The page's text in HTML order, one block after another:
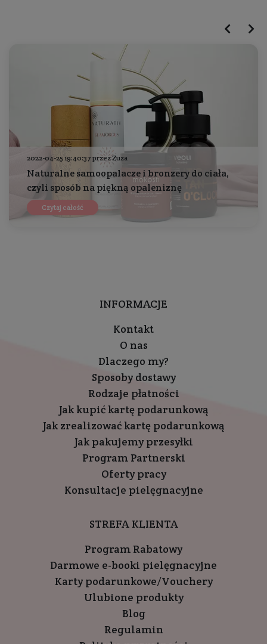
2022-04-25 19:40:37 przez Zuza
Naturalne samoopalacze i bronzery do ciała,
czyli sposób na piękną opaleniznę
Czytaj całość
INFORMACJE
Kontakt
O nas
Dlaczego my?
Sposoby dostawy
Rodzaje płatności
Jak kupić kartę podarunkową
Jak zrealizować kartę podarunkową
Jak pakujemy przesyłki
Program Partnerski
Oferty pracy
Konsultacje pielęgnacyjne
STREFA KLIENTA
Program Rabatowy
Darmowe e-booki pielęgnacyjne
Karty podarunkowe/Vouchery
Ulubione produkty
Blog
Regulamin